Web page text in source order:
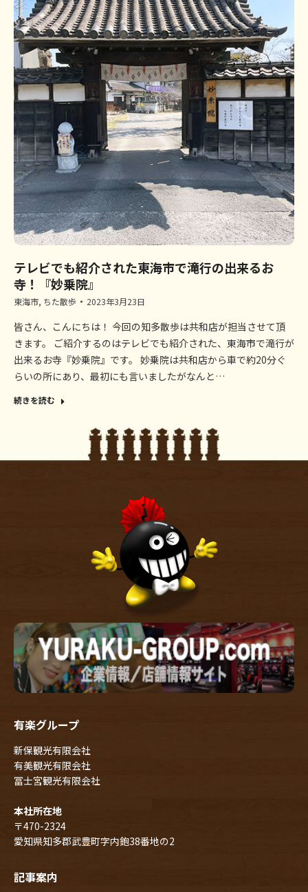
テレビでも紹介された東海市で滝行の出来るお
寺！『妙乗院』
東海市, ちた散歩 2023年3月23日
皆さん、こんにちは！ 今回の知多散歩は共和店が担当させて頂
きます。 ご紹介するのはテレビでも紹介された、東海市で滝行が
出来るお寺『妙乗院』です。 妙乗院は共和店から車で約20分ぐ
らいの所にあり、最初にも言いましたがなんと…
続きを読む
有楽グループ
新保観光有限会社
有美観光有限会社
冨士宮観光有限会社
本社所在地
〒470-2324
愛知県知多郡武豊町字内鉋38番地の2
記事案内